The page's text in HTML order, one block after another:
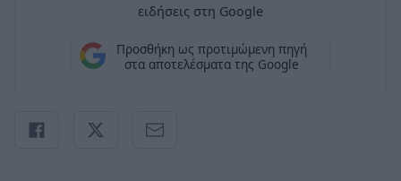
ειδήσεις στη Google
Προσθήκη ως προτιμώμενη πηγή
στα αποτελέσματα της Google